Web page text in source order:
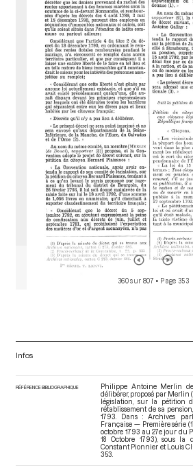
360 sur 807 • Page 353
Infos
RÉFÉRENCE BIBLIOGRAPHIQUE
Philippe Antoine Merlin
délibérer, proposé par Merlin
législation, sur la pétition
rétablissement de sa
1793. Dans : Archives
Française — Première série
octobre 1793 au 27e jour du
18 Octobre 1793), sous la
Constant Pionnier et Louis
353.